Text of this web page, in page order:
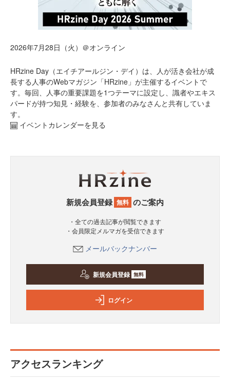
2026年7月28日（火）＠オンライン
HRzine Day（エイチアールジン・デイ）は、人が活き会社が成
長する人事のWebマガジン「HRzine」が主催するイベントで
す。毎回、人事の重要課題を1つテーマに設定し、識者やエキス
パードが持つ知見・経験を、参加者のみなさんと共有していま
す。
イベントカレンダーを見る
新規会員登録 無料 のご案内
・全ての過去記事が閲覧できます
・会員限定メルマガを受信できます
メールバックナンバー
新規会員登録 無料
ログイン
アクセスランキング